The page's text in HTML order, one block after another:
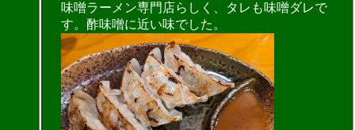
味噌ラーメン専門店らしく、タレも味噌ダレで
す。酢味噌に近い味でした。